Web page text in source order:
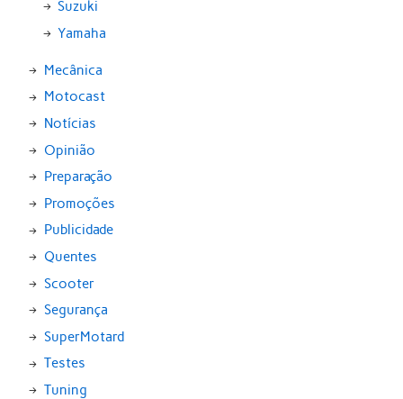
Suzuki
Yamaha
Mecânica
Motocast
Notícias
Opinião
Preparação
Promoções
Publicidade
Quentes
Scooter
Segurança
SuperMotard
Testes
Tuning